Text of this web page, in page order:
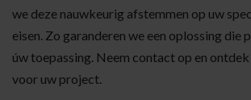
we deze nauwkeurig afstemmen op uw
eisen. Zo garanderen we een oplossing die
úw toepassing. Neem contact op en
voor uw project.